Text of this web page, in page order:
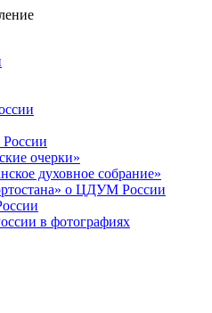
очерки»
духовное собрание»
о ЦДУМ России
в фотографиях